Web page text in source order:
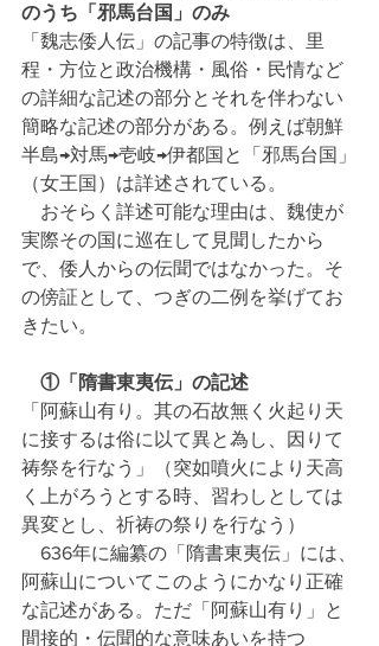
のうち「邪馬台国」のみ
「魏志倭人伝」の記事の特徴は、里
程・方位と政治機構・風俗・民情など
の詳細な記述の部分とそれを伴わない
簡略な記述の部分がある。例えば朝鮮
半島→対馬→壱岐→伊都国と「邪馬台国」
（女王国）は詳述されている。
おそらく詳述可能な理由は、魏使が
実際その国に巡在して見聞したから
で、倭人からの伝聞ではなかった。そ
の傍証として、つぎの二例を挙げてお
きたい。
①「隋書東夷伝」の記述
「阿蘇山有り。其の石故無く火起り天
に接するは俗に以て異と為し、因りて
祷祭を行なう」（突如噴火により天高
く上がろうとする時、習わしとしては
異変とし、祈祷の祭りを行なう）
636年に編纂の「隋書東夷伝」には、
阿蘇山についてこのようにかなり正確
な記述がある。ただ「阿蘇山有り」と
間接的・伝聞的な意味あいを持つ